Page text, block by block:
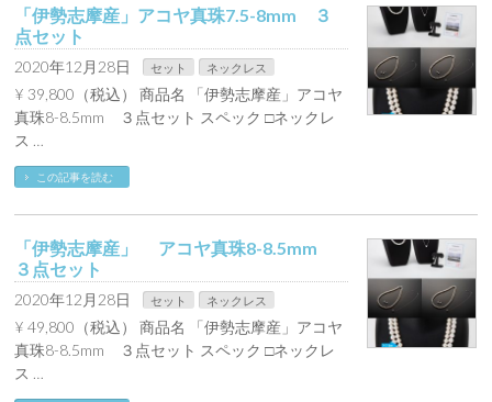
「伊勢志摩産」アコヤ真珠7.5-8mm ３
点セット
2020年12月28日 セット ネックレス
¥ 39,800（税込） 商品名 「伊勢志摩産」アコヤ
真珠8-8.5mm ３点セット スペック □ネックレ
ス …
この記事を読む
「伊勢志摩産」 アコヤ真珠8-8.5mm
３点セット
2020年12月28日 セット ネックレス
¥ 49,800（税込） 商品名 「伊勢志摩産」アコヤ
真珠8-8.5mm ３点セット スペック □ネックレ
ス …